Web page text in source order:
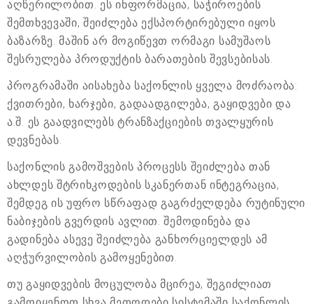
აღწერილობით. ეს ინფორმაცია, საჭიროების
შემთხვევაში, შეიძლება ექსპორტირებული იყოს
ბაზარზე. მაშინ არ მოგიწევთ ორმაგი სამუშაოს
შესრულება პროდუქტის ბარათების შევსებისას.
პროგრამაში აისახება საქონლის ყველა მოძრაობა:
ქვითრები, ხარჯები, გადაადგილება, გაყიდვები და
ა.შ. ეს გაადვილებს ტრანზაქციების თვალყურის
დევნებას.
საქონლის გამოშვების პროცესს შეიძლება თან
ახლდეს შტრიხკოდების სკანერთან ინტეგრაცია,
შემდეგ ის უფრო სწრაფად გაგრძელდება რუტინული
ნაბიჯების გვერდის ავლით. შემოდინება და
გადინება ასევე შეიძლება განხორციელდეს ამ
აღჭურვილობის გამოყენებით.
თუ გაყიდვების მოცულობა მცირეა, შეგიძლიათ